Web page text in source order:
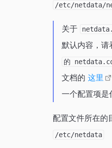
/etc/netdata/
关于
默认内容，请
的
文档的 这里
一个配置项是
配置文件所在的
/etc/netdata